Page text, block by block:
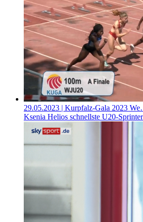
29.05.2023 | Kurpfalz-Gala 2023
Ksenia Helios schnellste U20-